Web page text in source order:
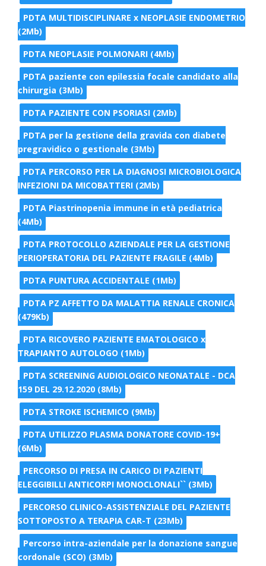
PDTA MULTIDISCIPLINARE x NEOPLASIE ENDOMETRIO
(2Mb)
PDTA NEOPLASIE POLMONARI (4Mb)
PDTA paziente con epilessia focale candidato alla
chirurgia (3Mb)
PDTA PAZIENTE CON PSORIASI (2Mb)
PDTA per la gestione della gravida con diabete
pregravidico o gestionale (3Mb)
PDTA PERCORSO PER LA DIAGNOSI MICROBIOLOGICA
INFEZIONI DA MICOBATTERI (2Mb)
PDTA Piastrinopenia immune in età pediatrica
(4Mb)
PDTA PROTOCOLLO AZIENDALE PER LA GESTIONE
PERIOPERATORIA DEL PAZIENTE FRAGILE (4Mb)
PDTA PUNTURA ACCIDENTALE (1Mb)
PDTA PZ AFFETTO DA MALATTIA RENALE CRONICA
(479Kb)
PDTA RICOVERO PAZIENTE EMATOLOGICO x
TRAPIANTO AUTOLOGO (1Mb)
PDTA SCREENING AUDIOLOGICO NEONATALE - DCA
159 DEL 29.12.2020 (8Mb)
PDTA STROKE ISCHEMICO (9Mb)
PDTA UTILIZZO PLASMA DONATORE COVID-19+
(6Mb)
PERCORSO DI PRESA IN CARICO DI PAZIENTI
ELEGGIBILLI ANTICORPI MONOCLONALI`` (3Mb)
PERCORSO CLINICO-ASSISTENZIALE DEL PAZIENTE
SOTTOPOSTO A TERAPIA CAR-T (23Mb)
Percorso intra-aziendale per la donazione sangue
cordonale (SCO) (3Mb)